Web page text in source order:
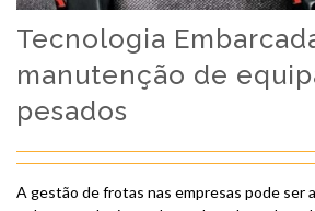
Tecnologia
manutenção de
pesados
A gestão de frotas nas empresas pode ser